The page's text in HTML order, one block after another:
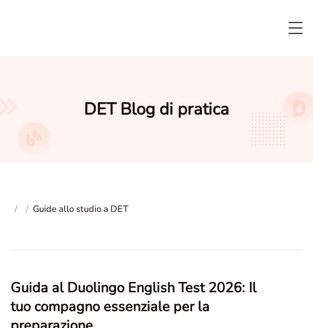
DET Blog di pratica
/ / Guide allo studio a DET
Guida al Duolingo English Test 2026: Il
tuo compagno essenziale per la